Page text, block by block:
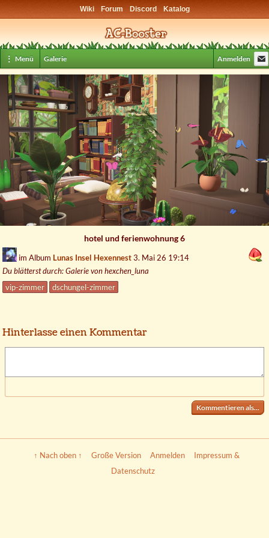
Wiki Forum Discord Katalog
⋮ Menü Galerie Anmelden
hotel und ferienwohnung 6
im Album Lunas Insel Hexennest3. Mai 26 19:14
Du blätterst durch: Galerie von hexchen_luna
vip-zimmer
dschungel-zimmer
Hinterlasse einen Kommentar
Kommentieren als...
↑ Nach oben ↑ Große Version Anmelden
Impressum &
Datenschutz